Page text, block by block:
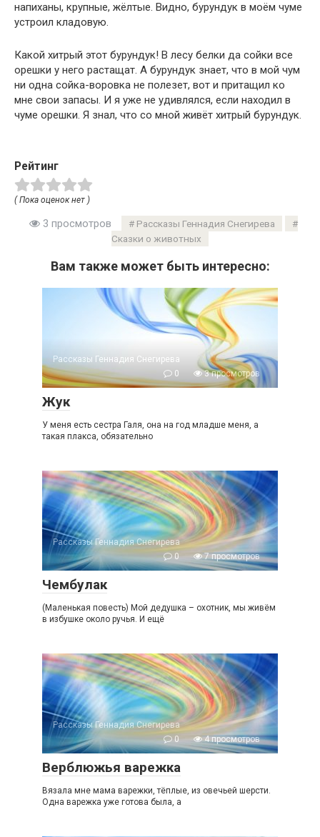
напиханы, крупные, жёлтые. Видно, бурундук в моём чуме
устроил кладовую.
Какой хитрый этот бурундук! В лесу белки да сойки все
орешки у него растащат. А бурундук знает, что в мой чум
ни одна сойка-воровка не полезет, вот и притащил ко
мне свои запасы. И я уже не удивлялся, если находил в
чуме орешки. Я знал, что со мной живёт хитрый бурундук.
Рейтинг
( Пока оценок нет )
3 просмотров
Рассказы Геннадия Снегирева
Сказки о животных
Вам также может быть интересно:
Рассказы Геннадия Снегирева
0
3 просмотров
Жук
У меня есть сестра Галя, она на год младше меня, а
такая плакса, обязательно
Рассказы Геннадия Снегирева
0
7 просмотров
Чембулак
(Маленькая повесть) Мой дедушка – охотник, мы живём
в избушке около ручья. И ещё
Рассказы Геннадия Снегирева
0
4 просмотров
Верблюжья варежка
Вязала мне мама варежки, тёплые, из овечьей шерсти.
Одна варежка уже готова была, а